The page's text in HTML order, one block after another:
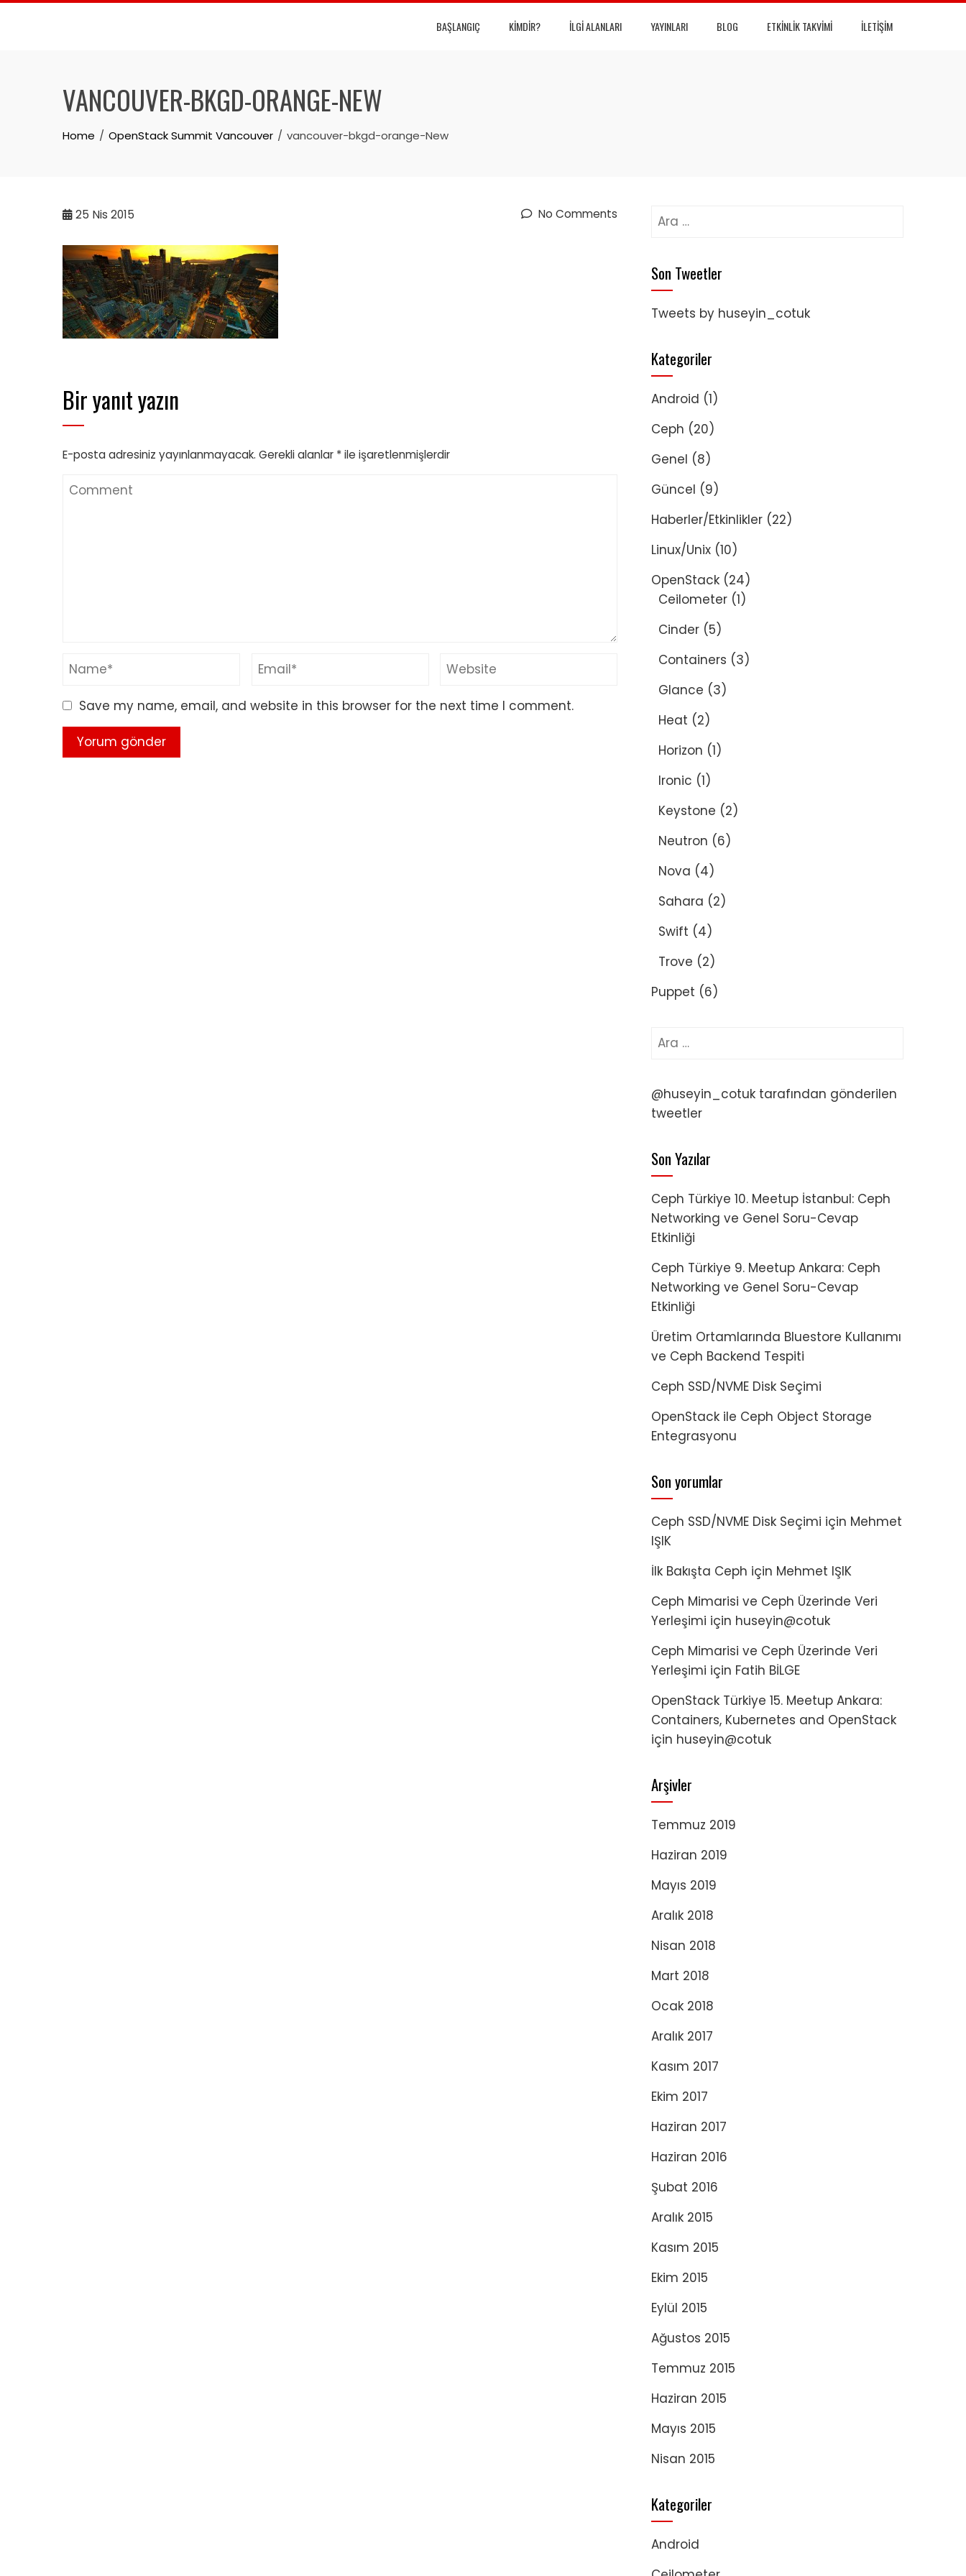
Skip
BAŞLANGIÇ KIMDIR? İLGI ALANLARI YAYINLARI BLOG ETKINLIK TAKVIMI İLETIŞIM
VANCOUVER-BKGD-ORANGE-NEW
Home OpenStack Summit Vancouver vancouver-bkgd-orange-New
25 Nis 2015 No Comments
Bir yanıt yazın
E-posta adresiniz yayınlanmayacak. Gerekli alanlar *ile işaretlenmişlerdir
Save my name, email, and website in this browser for the next time I comment.
Arama:
Son Tweetler
Tweets by huseyin_cotuk
Kategoriler
Android (1)
Ceph (20)
Genel (8)
Güncel (9)
Haberler/Etkinlikler (22)
Linux/Unix (10)
OpenStack (24)
Ceilometer (1)
Cinder (5)
Containers (3)
Glance (3)
Heat (2)
Horizon (1)
Ironic (1)
Keystone (2)
Neutron (6)
Nova (4)
Sahara (2)
Swift (4)
Trove (2)
Puppet (6)
Arama:
@huseyin_cotuk tarafından gönderilen
tweetler
Son Yazılar
Ceph Türkiye 10. Meetup İstanbul: Ceph
Networking ve Genel Soru-Cevap
Etkinliği
Ceph Türkiye 9. Meetup Ankara: Ceph
Networking ve Genel Soru-Cevap
Etkinliği
Üretim Ortamlarında Bluestore Kullanımı
ve Ceph Backend Tespiti
Ceph SSD/NVME Disk Seçimi
OpenStack ile Ceph Object Storage
Entegrasyonu
Son yorumlar
Ceph SSD/NVME Disk Seçimi için Mehmet
IŞIK
İlk Bakışta Ceph için Mehmet IŞIK
Ceph Mimarisi ve Ceph Üzerinde Veri
Yerleşimi için huseyin@cotuk
Ceph Mimarisi ve Ceph Üzerinde Veri
Yerleşimi için Fatih BİLGE
OpenStack Türkiye 15. Meetup Ankara:
Containers, Kubernetes and OpenStack
için huseyin@cotuk
Arşivler
Temmuz 2019
Haziran 2019
Mayıs 2019
Aralık 2018
Nisan 2018
Mart 2018
Ocak 2018
Aralık 2017
Kasım 2017
Ekim 2017
Haziran 2017
Haziran 2016
Şubat 2016
Aralık 2015
Kasım 2015
Ekim 2015
Eylül 2015
Ağustos 2015
Temmuz 2015
Haziran 2015
Mayıs 2015
Nisan 2015
Kategoriler
Android